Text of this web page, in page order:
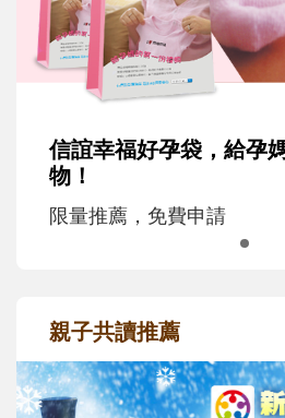
信誼幸福好孕袋，給孕
物！
限量推薦，免費申請
親子共讀推薦